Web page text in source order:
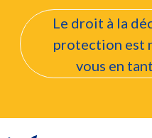
Le droit à la
protection est
vous en